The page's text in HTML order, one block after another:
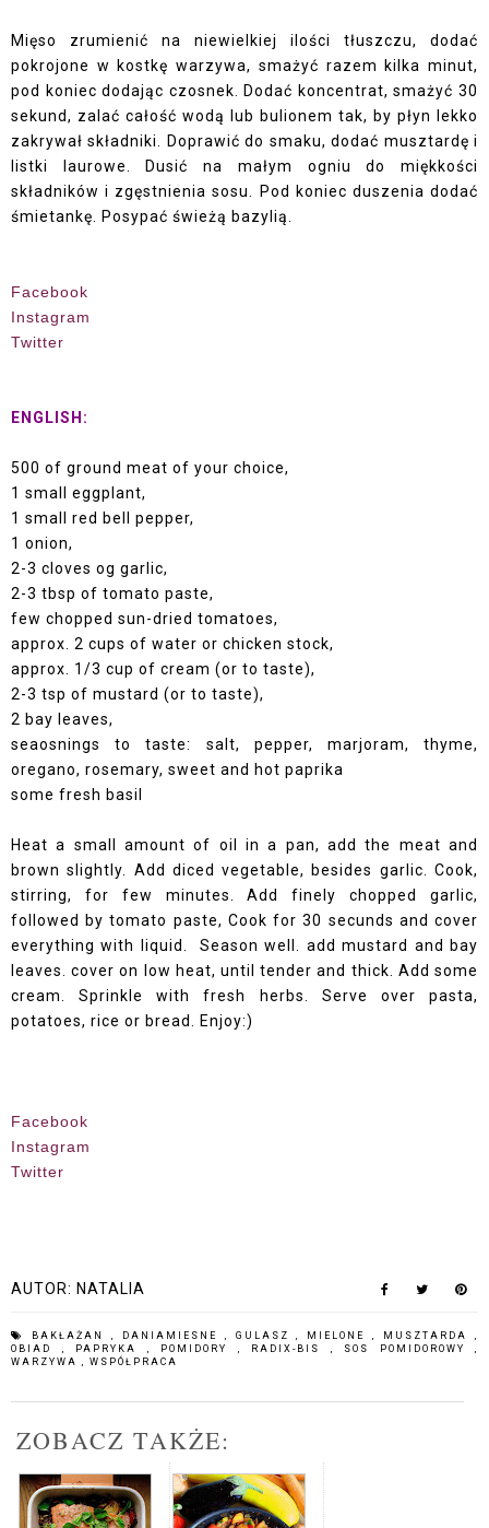
Mięso zrumienić na niewielkiej ilości tłuszczu, dodać
pokrojone w kostkę warzywa, smażyć razem kilka minut,
pod koniec dodając czosnek. Dodać koncentrat, smażyć 30
sekund, zalać całość wodą lub bulionem tak, by płyn lekko
zakrywał składniki. Doprawić do smaku, dodać musztardę i
listki laurowe. Dusić na małym ogniu do miękkości
składników i zgęstnienia sosu. Pod koniec duszenia dodać
śmietankę. Posypać świeżą bazylią.
Facebook
Instagram
Twitter
ENGLISH:
500 of ground meat of your choice,
1 small eggplant,
1 small red bell pepper,
1 onion,
2-3 cloves og garlic,
2-3 tbsp of tomato paste,
few chopped sun-dried tomatoes,
approx. 2 cups of water or chicken stock,
approx. 1/3 cup of cream (or to taste),
2-3 tsp of mustard (or to taste),
2 bay leaves,
seaosnings to taste: salt, pepper, marjoram, thyme,
oregano, rosemary, sweet and hot paprika
some fresh basil
Heat a small amount of oil in a pan, add the meat and
brown slightly. Add diced vegetable, besides garlic. Cook,
stirring, for few minutes. Add finely chopped garlic,
followed by tomato paste, Cook for 30 secunds and cover
everything with liquid. Season well. add mustard and bay
leaves. cover on low heat, until tender and thick. Add some
cream. Sprinkle with fresh herbs. Serve over pasta,
potatoes, rice or bread. Enjoy:)
Facebook
Instagram
Twitter
AUTOR: NATALIA
BAKŁAŻAN DANIAMIESNE GULASZ MIELONE MUSZTARDA
OBIAD
PAPRYKA POMIDORY RADIX-BIS SOS POMIDOROWY
WARZYWA
WSPÓŁPRACA
ZOBACZ TAKŻE: